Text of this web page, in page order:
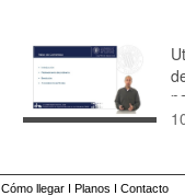
Cómo llegar I Planos I Contacto